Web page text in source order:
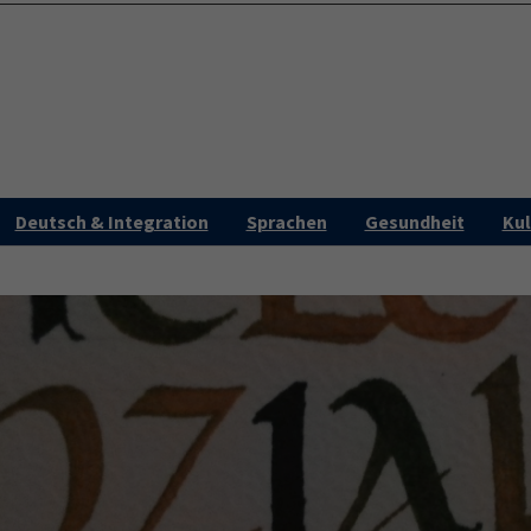
Deutsch & Integration Sprachen Gesundheit